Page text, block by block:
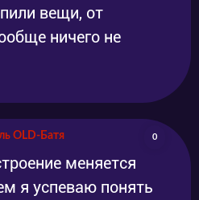
вещи, от
ничего не
OLD-Батя 0
меняется
я успеваю понять